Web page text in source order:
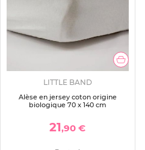
LITTLE BAND
Alèse en jersey coton origine
biologique 70 x 140 cm
21,90 €